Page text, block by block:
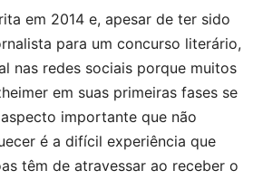
em 2014 e, apesar de ter sido
para um concurso literário,
nas redes sociais porque muitos
em suas primeiras fases se
importante que não
é a difícil experiência que
têm de atravessar ao receber o